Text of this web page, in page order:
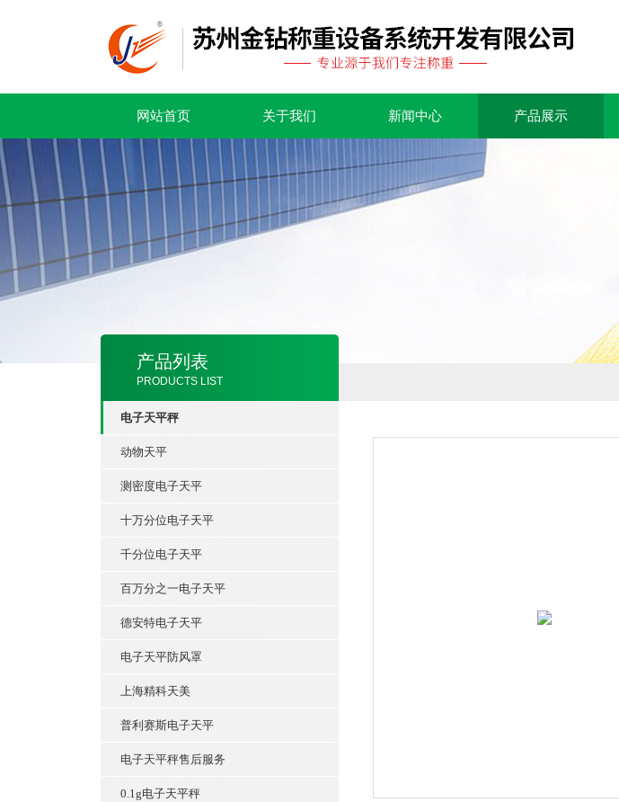
网站首页 关于我们 新闻中心 产品展示
产品列表
PRODUCTS LIST
电子天平秤
动物天平
测密度电子天平
十万分位电子天平
千分位电子天平
百万分之一电子天平
德安特电子天平
电子天平防风罩
上海精科天美
普利赛斯电子天平
电子天平秤售后服务
0.1g电子天平秤